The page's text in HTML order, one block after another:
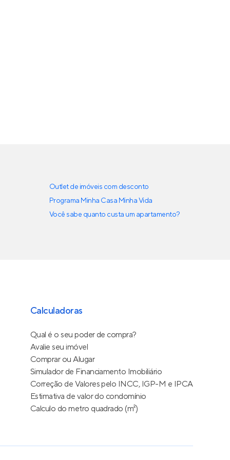
Outlet de imóveis com desconto
Programa Minha Casa Minha Vida
Você sabe quanto custa um apartamento?
Calculadoras
Qual é o seu poder de compra?
Avalie seu imóvel
Comprar ou Alugar
Simulador de Financiamento Imobiliário
Correção de Valores pelo INCC, IGP-M e IPCA
Estimativa de valor do condomínio
Calculo do metro quadrado (m²)